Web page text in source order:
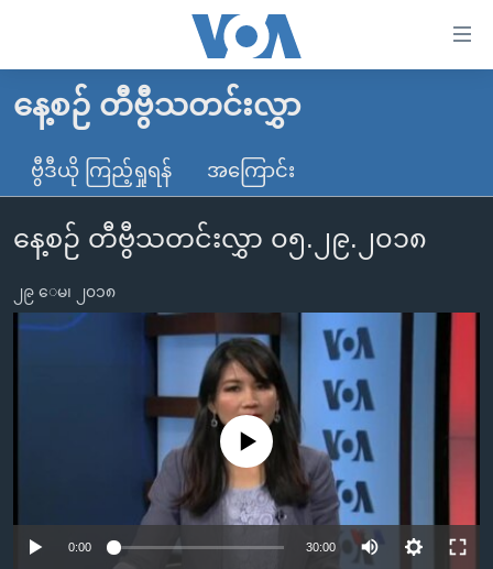
လွယ်ကူ
သည့်
များ
ပင်မ
အကြောင်းအရာ
ညွန်း
စာမျက်နှာ
မူလစာမျက်နှာ
မြန်မာ
ကမ္ဘာ့သတင်းများ
နိုင်ငံတကာ
တရုတ်
ဗွီဒီယို
ရပ်ဝန်းတခု လမ်းတခု အလွန်
အမေရိကန်သုံးအီဒီယံ
ရုပ်ရှင်ထဲက အင်္ဂလိပ်စာ
သုတပဒေသာ အင်္ဂလိပ်စာ
အပတ်စဉ်ကဏ္ဍများ
ရေဒီယိုနှင့်ရုပ်သံ အချက်အလက်များ
ရေဒီယို/တီဗွီအစီအစဉ်
Learning English
နေ့စဉ် တီဗွီသတင်းလွှာ
ဗွီဒီယို ကြည့်ရှုရန် အကြောင်း
နေ့စဉ် တီဗွီသတင်းလွှာ ၀၅.၂၉.၂၀၁၈
၂၉ ေမ၊ ၂၀၁၈
No media source currently available
0:00 30:00